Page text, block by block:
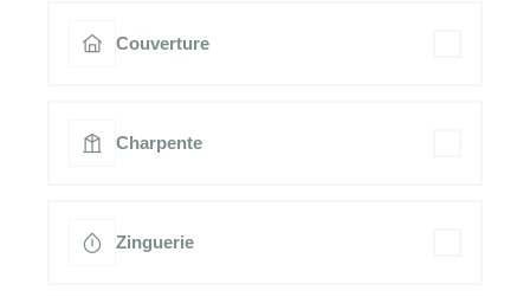
Couverture
Charpente
Zinguerie